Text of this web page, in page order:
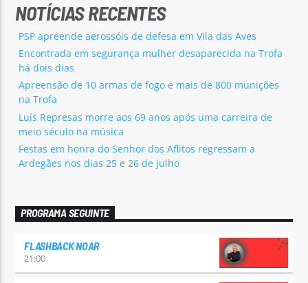
NOTÍCIAS RECENTES
PSP apreende aerossóis de defesa em Vila das Aves
Encontrada em segurança mulher desaparecida na Trofa
há dois dias
Apreensão de 10 armas de fogo e mais de 800 munições
na Trofa
Luís Represas morre aos 69 anos após uma carreira de
meio século na música
Festas em honra do Senhor dos Aflitos regressam a
Ardegães nos dias 25 e 26 de julho
PROGRAMA SEGUINTE
FLASHBACK NOAR
21:00